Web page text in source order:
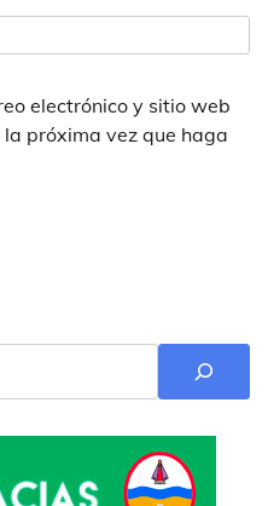
electrónico y sitio web
próxima vez que haga